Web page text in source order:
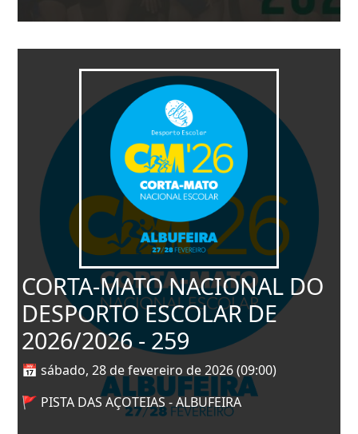
CORTA-MATO NACIONAL DO
DESPORTO ESCOLAR DE
2026/2026 - 259
📅 sábado, 28 de fevereiro de 2026 (09:00)
🚩 PISTA DAS AÇOTEIAS - ALBUFEIRA